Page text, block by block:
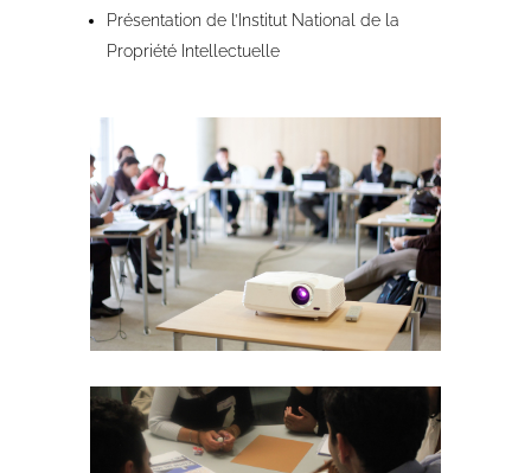
Présentation de l’Institut National de la
Propriété Intellectuelle